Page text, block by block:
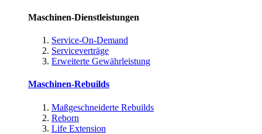
Maschinen-Dienstleistungen
Service-On-Demand
Serviceverträge
Erweiterte Gewährleistung
Maschinen-Rebuilds
Maßgeschneiderte Rebuilds
Reborn
Life Extension